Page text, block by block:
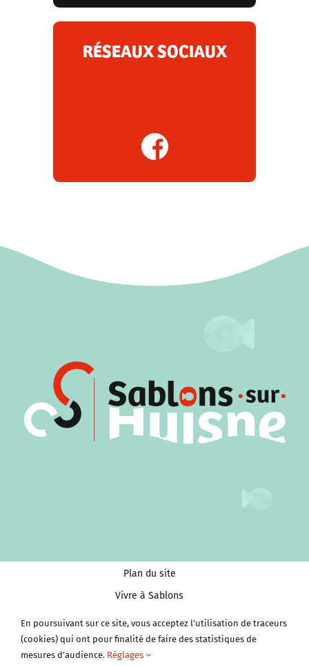
RÉSEAUX SOCIAUX
Plan du site
Vivre à Sablons
Tourisme et Culture
Économie et services
Clubs et Associations
En poursuivant sur ce site, vous acceptez l’utilisation de traceurs
(cookies) qui ont pour finalité de faire des statistiques de
mesures d’audience. Réglages